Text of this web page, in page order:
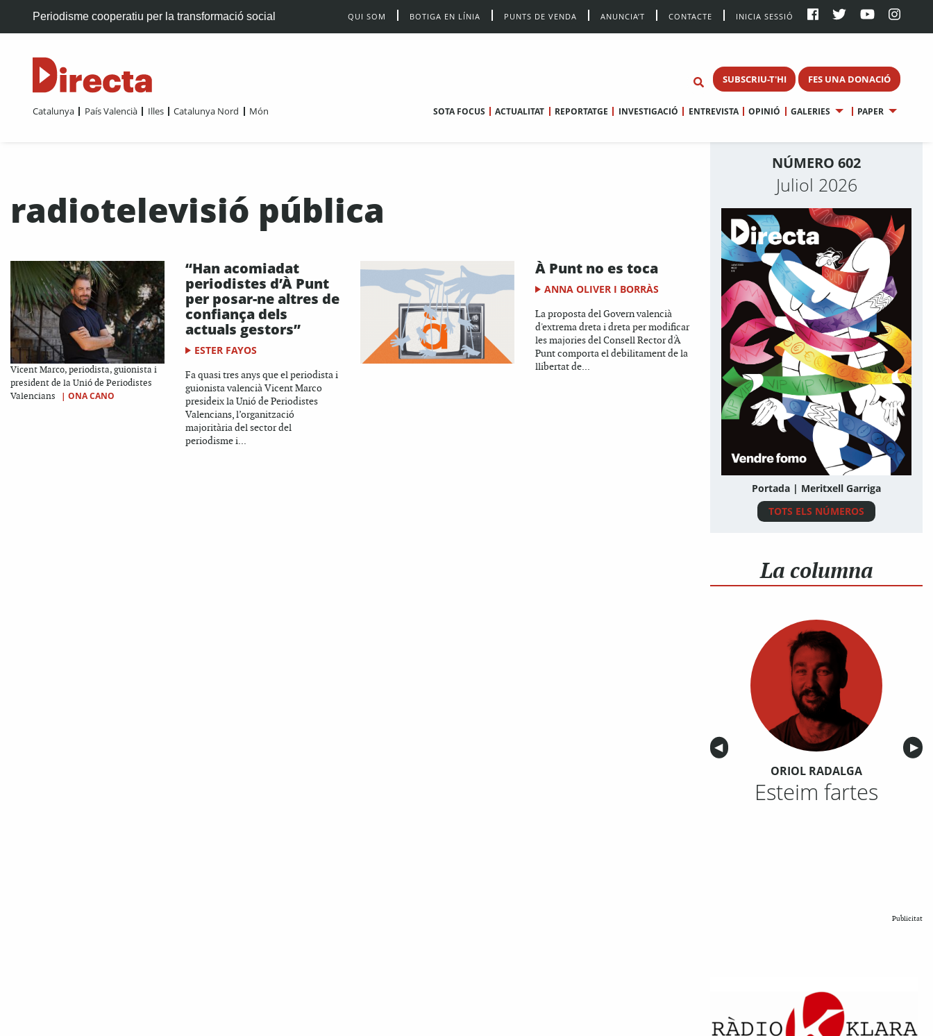
Periodisme cooperatiu per la transformació social QUI SOM BOTIGA EN LÍNIA PUNTS DE VENDA ANUNCIA’T CONTACTE INICIA SESSIÓ
SUBSCRIU-T'HI FES UNA DONACIÓ
Catalunya País Valencià Illes Catalunya Nord Món SOTA FOCUS ACTUALITAT REPORTATGE INVESTIGACIÓ ENTREVISTA OPINIÓ GALERIES PAPER
radiotelevisió pública
Vicent Marco, periodista, guionista i
president de la Unió de Periodistes
Valencians
| ONA CANO
“Han acomiadat
periodistes d’À Punt
per posar-ne altres de
confiança dels
actuals gestors”
ESTER FAYOS
Fa quasi tres anys que el periodista i
guionista valencià Vicent Marco
presideix la Unió de Periodistes
Valencians, l’organització
majoritària del sector del
periodisme i...
À Punt no es toca
ANNA OLIVER I BORRÀS
La proposta del Govern valencià
d'extrema dreta i dreta per modificar
les majories del Consell Rector d'À
Punt comporta el debilitament de la
llibertat de...
NÚMERO 602
Juliol 2026
Portada | Meritxell Garriga
TOTS ELS NÚMEROS
La columna
Anterior
◀︎ ▶︎
ORIOL RADALGA
Esteim fartes
Publicitat